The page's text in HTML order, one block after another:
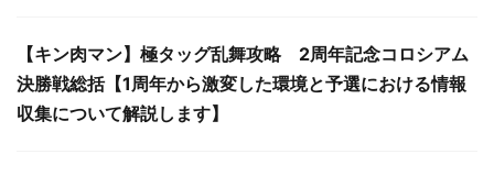
【キン肉マン】極タッグ乱舞攻略 2周年記念コロシアム
決勝戦総括【1周年から激変した環境と予選における情報
収集について解説します】